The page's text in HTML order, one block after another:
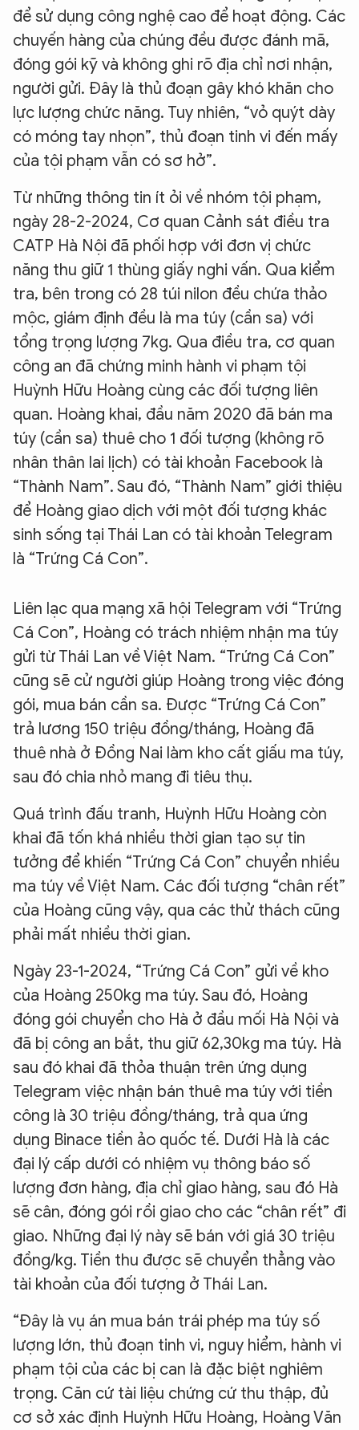
để sử dụng công nghệ cao để hoạt động. Các
chuyến hàng của chúng đều được đánh mã,
đóng gói kỹ và không ghi rõ địa chỉ nơi nhận,
người gửi. Đây là thủ đoạn gây khó khăn cho
lực lượng chức năng. Tuy nhiên, “vỏ quýt dày
có móng tay nhọn”, thủ đoạn tinh vi đến mấy
của tội phạm vẫn có sơ hở”.
Từ những thông tin ít ỏi về nhóm tội phạm,
ngày 28-2-2024, Cơ quan Cảnh sát điều tra
CATP Hà Nội đã phối hợp với đơn vị chức
năng thu giữ 1 thùng giấy nghi vấn. Qua kiểm
tra, bên trong có 28 túi nilon đều chứa thảo
mộc, giám định đều là ma túy (cần sa) với
tổng trọng lượng 7kg. Qua điều tra, cơ quan
công an đã chứng minh hành vi phạm tội
Huỳnh Hữu Hoàng cùng các đối tượng liên
quan. Hoàng khai, đầu năm 2020 đã bán ma
túy (cần sa) thuê cho 1 đối tượng (không rõ
nhân thân lai lịch) có tài khoản Facebook là
“Thành Nam”. Sau đó, “Thành Nam” giới thiệu
để Hoàng giao dịch với một đối tượng khác
sinh sống tại Thái Lan có tài khoản Telegram
là “Trứng Cá Con”.
Liên lạc qua mạng xã hội Telegram với “Trứng
Cá Con”, Hoàng có trách nhiệm nhận ma túy
gửi từ Thái Lan về Việt Nam. “Trứng Cá Con”
cũng sẽ cử người giúp Hoàng trong việc đóng
gói, mua bán cần sa. Được “Trứng Cá Con”
trả lương 150 triệu đồng/tháng, Hoàng đã
thuê nhà ở Đồng Nai làm kho cất giấu ma túy,
sau đó chia nhỏ mang đi tiêu thụ.
Quá trình đấu tranh, Huỳnh Hữu Hoàng còn
khai đã tốn khá nhiều thời gian tạo sự tin
tưởng để khiến “Trứng Cá Con” chuyển nhiều
ma túy về Việt Nam. Các đối tượng “chân rết”
của Hoàng cũng vậy, qua các thử thách cũng
phải mất nhiều thời gian.
Ngày 23-1-2024, “Trứng Cá Con” gửi về kho
của Hoàng 250kg ma túy. Sau đó, Hoàng
đóng gói chuyển cho Hà ở đầu mối Hà Nội và
đã bị công an bắt, thu giữ 62,30kg ma túy. Hà
sau đó khai đã thỏa thuận trên ứng dụng
Telegram việc nhận bán thuê ma túy với tiền
công là 30 triệu đồng/tháng, trả qua ứng
dụng Binace tiền ảo quốc tế. Dưới Hà là các
đại lý cấp dưới có nhiệm vụ thông báo số
lượng đơn hàng, địa chỉ giao hàng, sau đó Hà
sẽ cân, đóng gói rồi giao cho các “chân rết” đi
giao. Những đại lý này sẽ bán với giá 30 triệu
đồng/kg. Tiền thu được sẽ chuyển thẳng vào
tài khoản của đối tượng ở Thái Lan.
“Đây là vụ án mua bán trái phép ma túy số
lượng lớn, thủ đoạn tinh vi, nguy hiểm, hành vi
phạm tội của các bị can là đặc biệt nghiêm
trọng. Căn cứ tài liệu chứng cứ thu thập, đủ
cơ sở xác định Huỳnh Hữu Hoàng, Hoàng Văn
XIN CHÀO,
TÔI LÀ CHATBOT CỦA
Hãy hỏi tôi bất kỳ điều gì bạn cần biết về
An Ninh Thủ Đô nhé. Tôi sẵn sàng hỗ trợ!